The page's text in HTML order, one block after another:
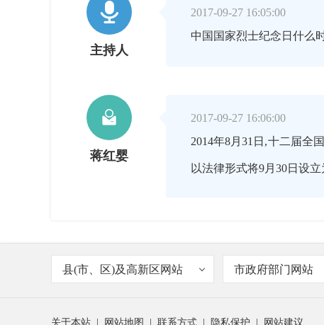

主持人
2017-09-27 16:05:00
中国国家烈士纪念日什么

蒋红婴
2017-09-27 16:06:00
2014年8月31日,十二届全
以法律形式将9月30日设

为何是9月30日？
县(市、区)及高新区网站 市政府部门网站
关于本站 网站地图 联系方式 隐私保护 网站建议